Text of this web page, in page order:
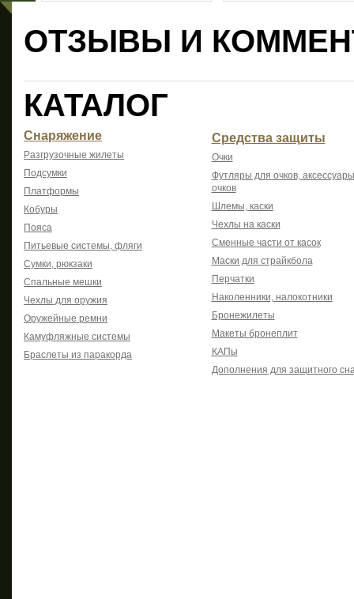
ОТЗЫВЫ И
КАТАЛОГ
Снаряжение
Разгрузочные жилеты
Подсумки
Платформы
Кобуры
Пояса
Питьевые системы, фляги
Сумки, рюкзаки
Спальные мешки
Чехлы для оружия
Оружейные ремни
Камуфляжные системы
Браслеты из паракорда
Средства защиты
Очки
Футляры для очков,
очков
Шлемы, каски
Чехлы на каски
Сменные части от касок
Маски для страйкбола
Перчатки
Наколенники, налокотники
Бронежилеты
Макеты бронеплит
КАПы
Дополнения для защитного